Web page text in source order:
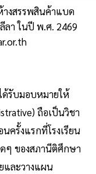
างสรรพสินค้าแบด
า ในปี พ.ศ. 2469
ด้รับมอบหมายให้
ถือเป็นวิชา
ครั้งแรกที่โรงเรียน
ๆ ของสภานีติศึกษา
และวางแผน